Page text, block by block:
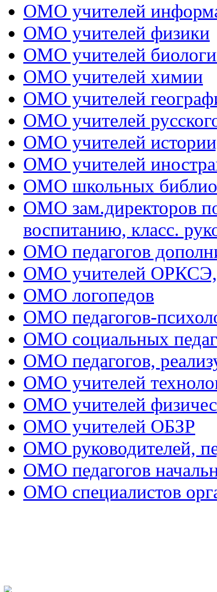
ОМО учителей
ОМО учителей физики
ОМО учителей
ОМО учителей химии
ОМО учителей
ОМО учителей
ОМО учителей
ОМО учителей
ОМО школьных
ОМО зам.директоров
воспитанию, класс.
ОМО педагогов
ОМО учителей
ОМО логопедов
ОМО педагогов-
ОМО социальных
ОМО педагогов,
ОМО учителей
ОМО учителей
ОМО учителей ОБЗР
ОМО руководителей,
ОМО педагогов
ОМО специалистов